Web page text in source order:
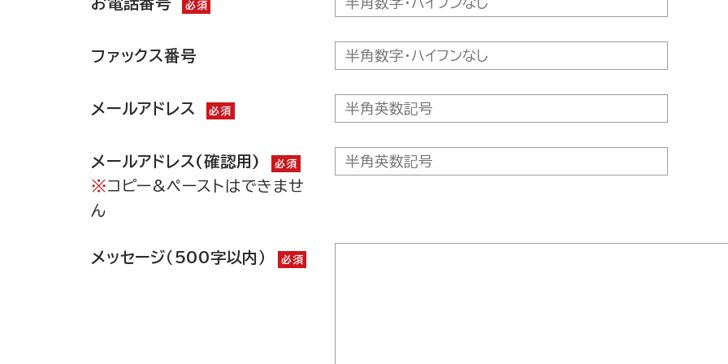
利用者から同意のあった場合
る場合を除く。）で開示する場合
法令に基づく開示要請があった場合
利用者が第三者に不利益を及ぼすと二井くみよが判断した場合
4. 安全確保の措置について
個人情報の保護に関し、担当責任者を決め適切な管理・監督をおこなっています。
クッキーは、サーバ側で利用者を識別するために、サーバから利用者のブラウザに送信され、
必須
ファックス番号
メールアドレス 必須
メールアドレス(確認用) 必須
コピー&ペーストはできませ
ん
メッセージ（500字以内） 必須